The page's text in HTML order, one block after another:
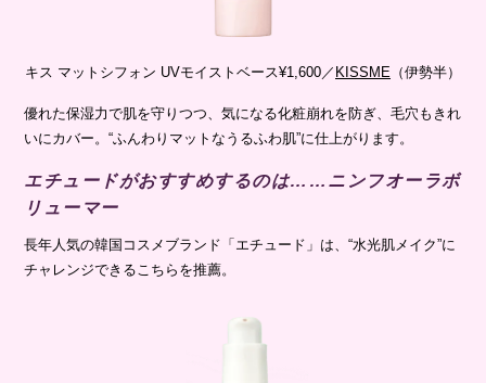
キス マットシフォン UVモイストベース¥1,600／ KISSME （伊勢半）
優れた保湿力で肌を守りつつ、気になる化粧崩れを防ぎ、毛穴もきれ
いにカバー。“ふんわりマットなうるふわ肌”に仕上がります。
エチュードがおすすめするのは……ニンフオーラボ
リューマー
長年人気の韓国コスメブランド「エチュード」は、“水光肌メイク”に
チャレンジできるこちらを推薦。